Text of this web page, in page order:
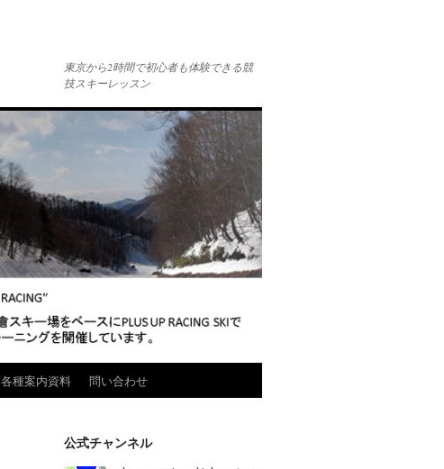
東京から2時間で初心者も体験できる競
技スキーレッスン
各種案内資料 問い合わせ
公式チャンネル